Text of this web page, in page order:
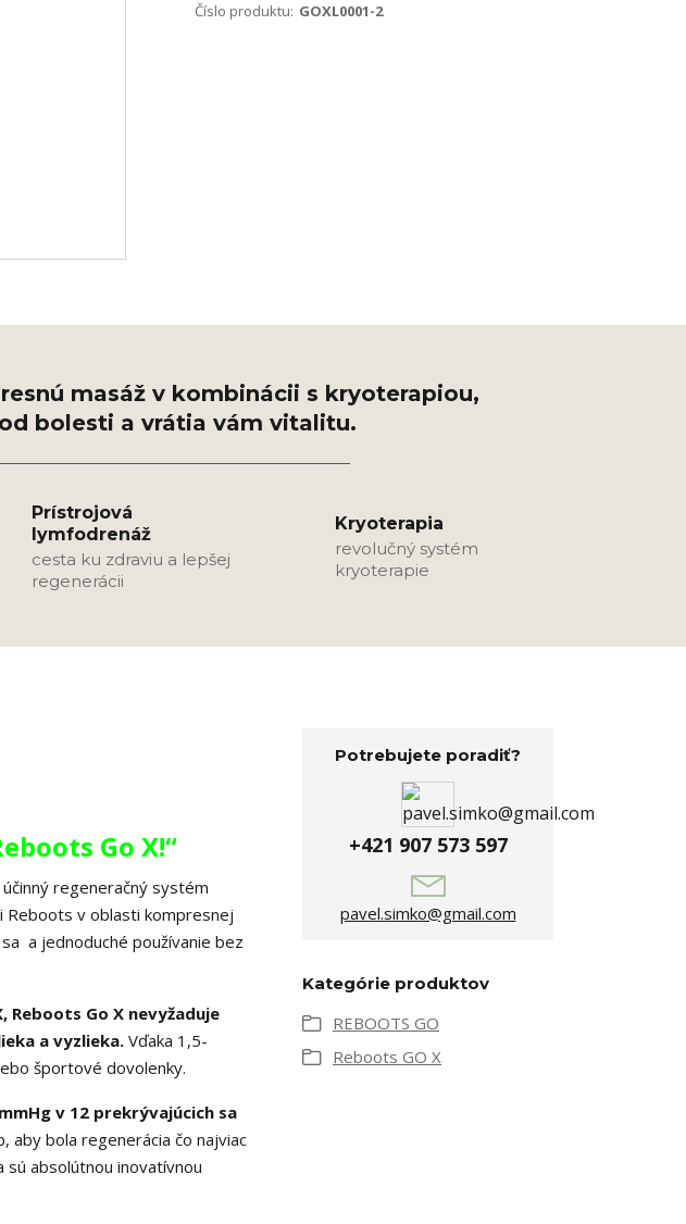
Číslo produktu: GOXL0001-2
Prístrojová
lymfodrenáž
cesta ku zdraviu a lepšej
regenerácii
Kryoterapia
revolučný systém
kryoterapie
Go X!“
regeneračný systém
Reboots v oblasti kompresnej
a jednoduché používanie bez
Reboots Go X nevyžaduje
a vyzlieka. Vďaka 1,5-
športové dovolenky.
v 12 prekrývajúcich sa
aby bola regenerácia čo najviac
sú absolútnou inovatívnou
Potrebujete poradiť?
+421 907 573 597
pavel.simko@gmail.com
Kategórie produktov
REBOOTS GO
Reboots GO X